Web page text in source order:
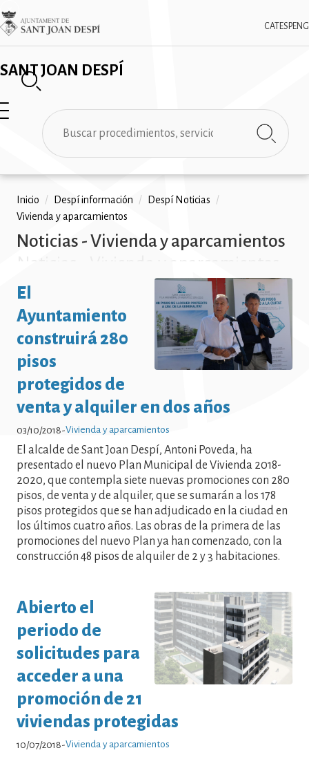
Pasar
al
contenido
SANT JOAN DESPÍ
CAT ESPENG
Imatge
✕
Buscar
Ruta
de
navegación
Inicio / Despí información / Despí Noticias
/
Vivienda y aparcamientos
Noticias - Vivienda y aparcamientos
Noticias - Vivienda y aparcamientos
Noticias - Vivienda y aparcamientos
Noticias - Vivienda y aparcamientos
Noticias - Vivienda y aparcamientos
Noticias - Vivienda y aparcamientos
Noticias - Vivienda y aparcamientos
Noticias - Vivienda y aparcamientos
Noticias - Vivienda y aparcamientos
Noticias - Vivienda y aparcamientos
Noticias - Vivienda y aparcamientos
Noticias - Vivienda y aparcamientos
El
Ayuntamiento
construirá 280
pisos
protegidos de
venta y alquiler en dos años
03/10/2018-Vivienda y aparcamientos
El alcalde de Sant Joan Despí, Antoni Poveda, ha
presentado el nuevo Plan Municipal de Vivienda 2018-
2020, que contempla siete nuevas promociones con 280
pisos, de venta y de alquiler, que se sumarán a los 178
pisos protegidos que se han adjudicado en la ciudad en
los últimos cuatro años. Las obras de la primera de las
promociones del nuevo Plan ya han comenzado, con la
construcción 48 pisos de alquiler de 2 y 3 habitaciones.
Abierto el
periodo de
solicitudes para
acceder a una
promoción de 21
viviendas protegidas
10/07/2018-Vivienda y aparcamientos